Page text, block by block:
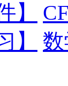
】
】